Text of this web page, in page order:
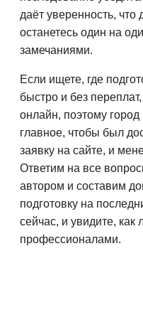
даёт уверенность,
останетесь один на
замечаниями.
Если ищете, где
быстро и без
онлайн, поэтому
главное, чтобы был
заявку на сайте, и
Ответим на все
автором и составим
подготовку на
сейчас, и увидите, как
профессионалами.